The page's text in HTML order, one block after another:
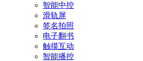
智能中控
滑轨屏
签名拍照
电子翻书
触摸互动
智能播控